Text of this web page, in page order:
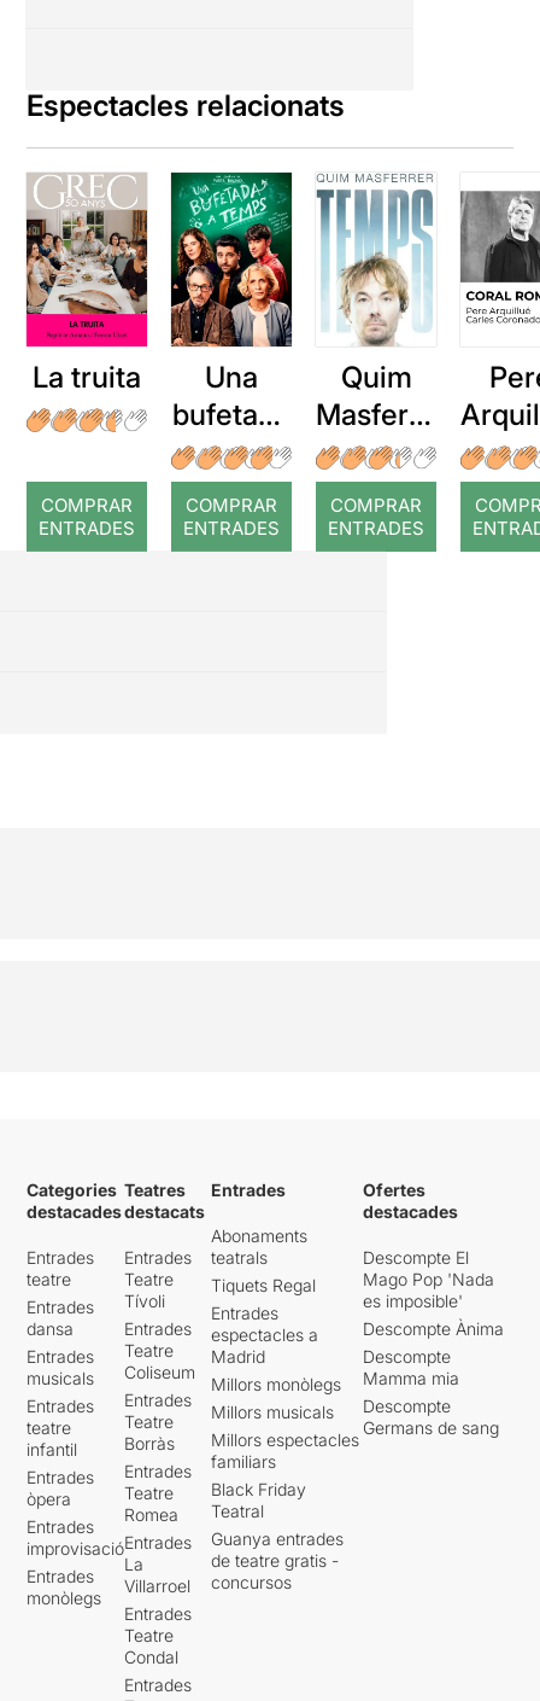
Espectacles relacionats
La truita
COMPRAR
ENTRADES
Una
bufetada
a temps
COMPRAR
ENTRADES
Quim
Masferre
r: Temps
COMPRAR
ENTRADES
:
Categories
destacades
Entrades
teatre
Entrades
dansa
Entrades
musicals
Entrades
teatre
infantil
Entrades
òpera
Entrades
improvisació
Entrades
monòlegs
Teatres
destacats
Entrades
Teatre
Tívoli
Entrades
Teatre
Coliseum
Entrades
Teatre
Borràs
Entrades
Teatre
Romea
Entrades
La
Villarroel
Entrades
Teatre
Condal
Entrades
Entrades
Abonaments
teatrals
Tiquets Regal
Entrades
espectacles a
Madrid
Millors monòlegs
Millors musicals
Millors espectacles
familiars
Black Friday
Teatral
Guanya entrades
de teatre gratis -
concursos
Ofertes
destacades
Descompte El
Mago Pop 'Nada
es imposible'
Descompte Ànima
Descompte
Mamma mia
Descompte
Germans de sang